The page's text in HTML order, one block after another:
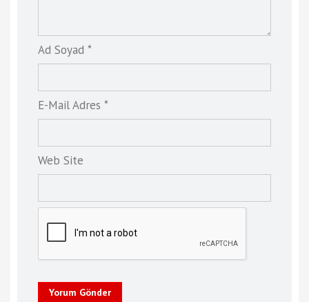
Ad Soyad *
E-Mail Adres *
Web Site
Yorum Gönder